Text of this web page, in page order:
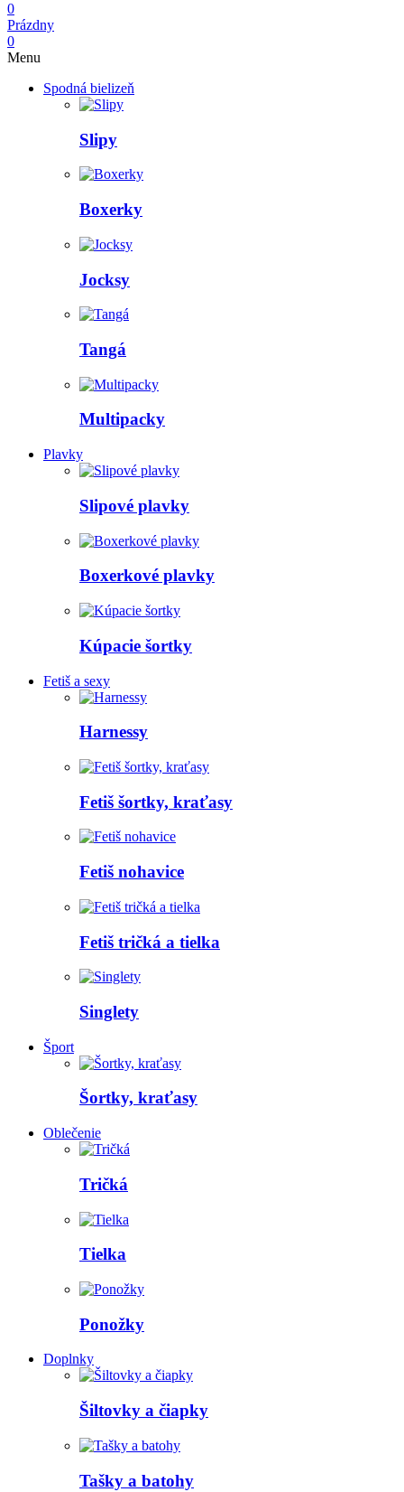
0
Prázdny
0
Menu
Spodná bielizeň
Slipy
Boxerky
Jocksy
Tangá
Multipacky
Plavky
Slipové plavky
Boxerkové plavky
Kúpacie šortky
Fetiš a sexy
Harnessy
Fetiš šortky, kraťasy
Fetiš nohavice
Fetiš tričká a tielka
Singlety
Šport
Šortky, kraťasy
Oblečenie
Tričká
Tielka
Ponožky
Doplnky
Šiltovky a čiapky
Tašky a batohy